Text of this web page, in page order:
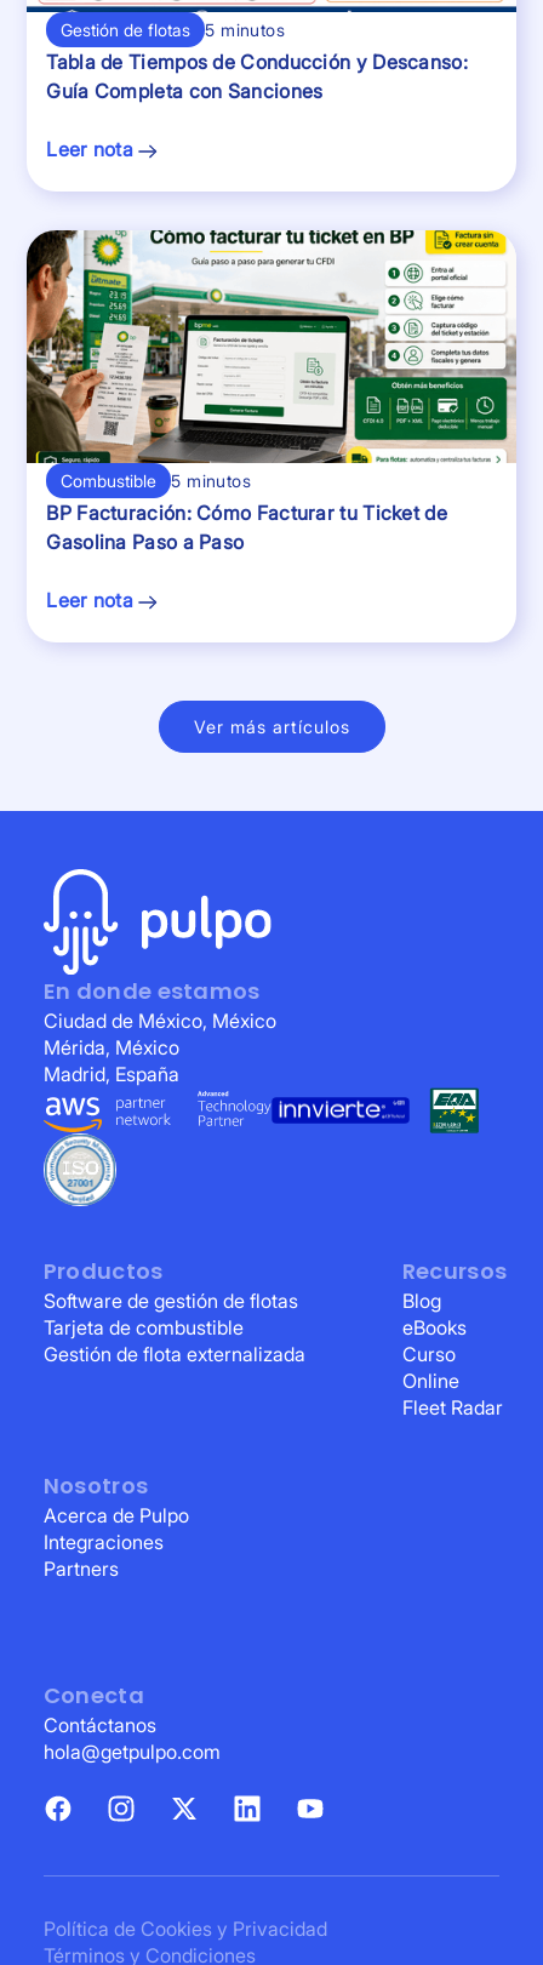
Gestión de flotas 5 minutos
Tabla de Tiempos de Conducción y Descanso:
Guía Completa con Sanciones
Leer nota
Combustible 5 minutos
BP Facturación: Cómo Facturar tu Ticket de
Gasolina Paso a Paso
Leer nota
Ver más artículos
En donde estamos
Ciudad de México, México
Mérida, México
Madrid, España
Productos
Software de gestión de flotas
Tarjeta de combustible
Gestión de flota externalizada
Recursos
Blog
eBooks
Curso
Online
Fleet Radar
Conecta
Contáctanos
hola@getpulpo.com
Nosotros
Acerca de Pulpo
Integraciones
Partners
Política de Cookies y Privacidad
Términos y Condiciones